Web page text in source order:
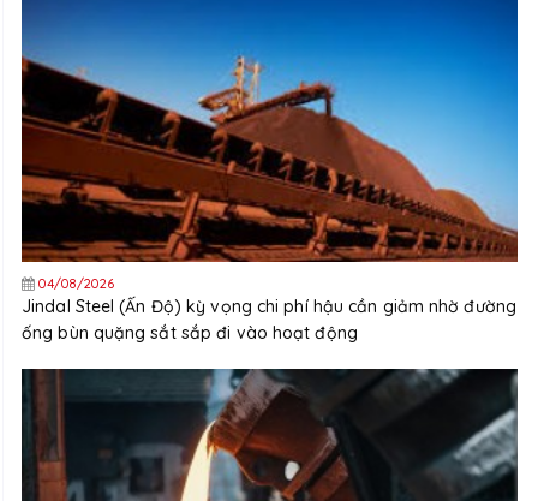
04/08/2026
Jindal Steel (Ấn Độ) kỳ vọng chi phí hậu cần giảm nhờ đường
ống bùn quặng sắt sắp đi vào hoạt động